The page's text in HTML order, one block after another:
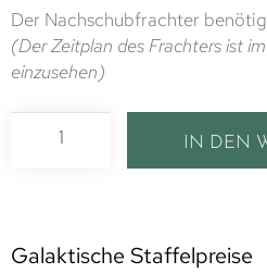
Der Nachschubfrachter
(Der Zeitplan des Frachters ist
einzusehen)
IN DEN
Galaktische Staffelpreise